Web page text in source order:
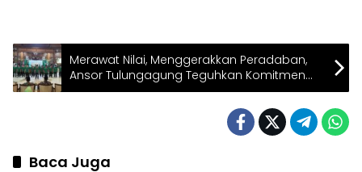
Merawat Nilai, Menggerakkan Peradaban,
Ansor Tulungagung Teguhkan Komitmen
Kebangsaan
Baca Juga